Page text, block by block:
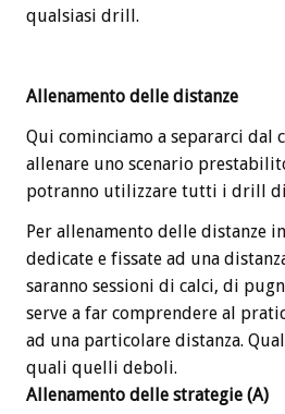
qualsiasi drill.
Allenamento delle distanze
Qui cominciamo a separarci dal
allenare uno scenario
potranno utilizzare tutti i drill di
Per allenamento delle distanze
dedicate e fissate ad una
saranno sessioni di calci, di
serve a far comprendere al
ad una particolare distanza.
quali quelli deboli.
Allenamento delle strategie (A)